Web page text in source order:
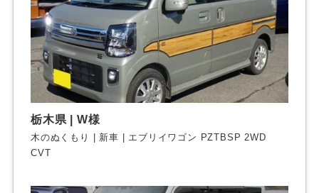
栃木県 | W様
木のぬくもり | 新車 | エブリイワゴン PZTBSP 2WD
CVT